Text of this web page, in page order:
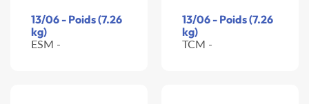
13/06 - Poids (7.26
kg)
ESM -
13/06 - Poids (7.26
kg)
TCM -